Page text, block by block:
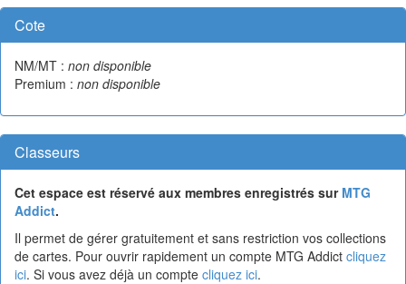
Cote
NM/MT : non disponible
Premium : non disponible
Classeurs
Cet espace est réservé aux membres enregistrés sur MTG
Addict.
Il permet de gérer gratuitement et sans restriction vos collections
de cartes. Pour ouvrir rapidement un compte MTG Addict cliquez
ici. Si vous avez déjà un compte cliquez ici.